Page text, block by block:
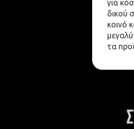
για
δικού
κοινό
τα